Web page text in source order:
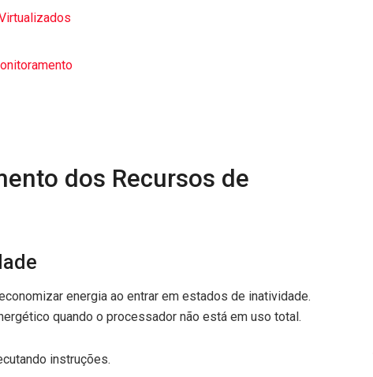
dos Recursos de
energia ao entrar em estados de inatividade.
quando o processador não está em uso total.
instruções.